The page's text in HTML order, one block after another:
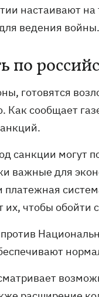
настаивают
ведения войны.
по
готовятся
сообщает
могут
важные для
платежная
их, чтобы